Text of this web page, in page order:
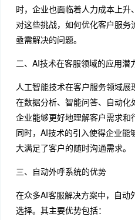
时，企业也面临着人力成本上
对这些挑战，如何优化客户服
亟需解决的问题。
二、AI技术在客服领域的应用潜
人工智能技术在客户服务领域
在数据分析、智能问答、自动化
企业能够更好地理解客户需求和
同时，AI技术的引入使得企业
大满足了客户的随时沟通需求。
三、自动外呼系统的优势
在众多AI客服解决方案中，自动
选择。其主要优势包括：